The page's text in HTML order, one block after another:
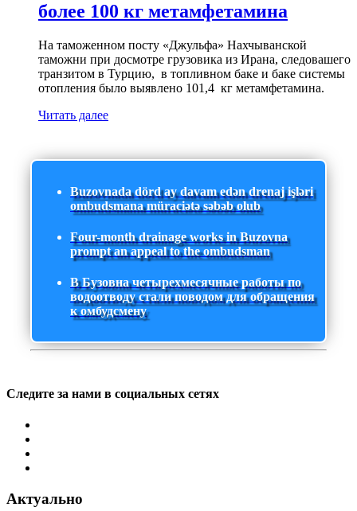
более 100 кг метамфетамина
На таможенном посту «Джульфа» Нахчыванской
таможни при досмотре грузовика из Ирана, следовашего
транзитом в Турцию, в топливном баке и баке системы
отопления было выявлено 101,4 кг метамфетамина.
Читать далее
Buzovnada dörd ay davam edən drenaj işləri
ombudsmana müraciətə səbəb olub
Four-month drainage works in Buzovna
prompt an appeal to the ombudsman
В Бузовна четырехмесячные работы по
водоотводу стали поводом для обращения
к омбудсмену
Следите за нами в социальных сетях
Актуально